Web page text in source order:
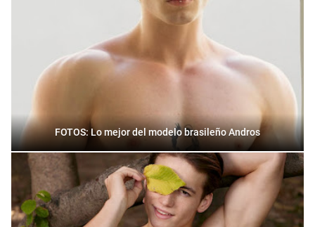
FOTOS: Lo mejor del modelo brasileño Andros